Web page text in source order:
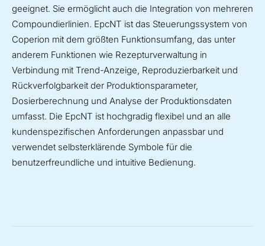
geeignet. Sie ermöglicht auch die Integration von mehreren
Compoundierlinien. EpcNT ist das Steuerungssystem von
Coperion mit dem größten Funktionsumfang, das unter
anderem Funktionen wie Rezepturverwaltung in
Verbindung mit Trend-Anzeige, Reproduzierbarkeit und
Rückverfolgbarkeit der Produktionsparameter,
Dosierberechnung und Analyse der Produktionsdaten
umfasst. Die EpcNT ist hochgradig flexibel und an alle
kundenspezifischen Anforderungen anpassbar und
verwendet selbsterklärende Symbole für die
benutzerfreundliche und intuitive Bedienung.